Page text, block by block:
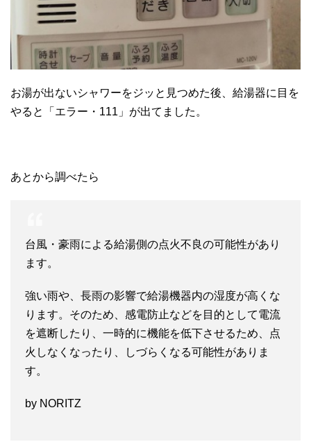
お湯が出ないシャワーをジッと見つめた後、給湯器に目を
やると「エラー・111」が出てました。
あとから調べたら
台風・豪雨による給湯側の点火不良の可能性があり
ます。
強い雨や、長雨の影響で給湯機器内の湿度が高くな
ります。そのため、感電防止などを目的として電流
を遮断したり、一時的に機能を低下させるため、点
火しなくなったり、しづらくなる可能性がありま
す。
by NORITZ